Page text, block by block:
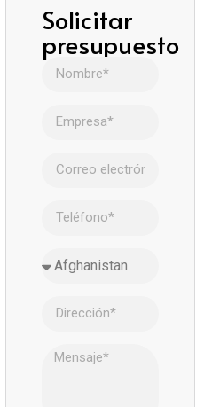
Solicitar
presupuesto